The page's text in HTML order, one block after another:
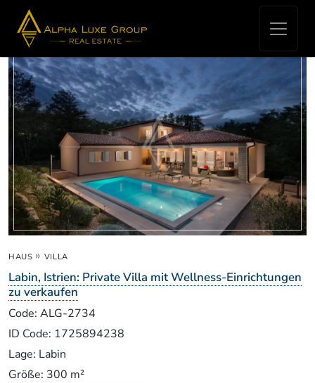
Real Estate for sale - Labin
HAUS » VILLA
Labin, Istrien: Private Villa mit Wellness-Einrichtungen
zu verkaufen
Code: ALG-2734
ID Code: 1725894238
Lage: Labin
Größe: 300 m²